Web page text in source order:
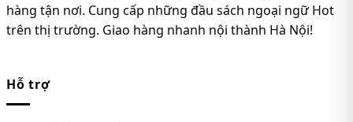
hàng tận nơi. Cung cấp những đầu sách ngoại ngữ Hot
trên thị trường. Giao hàng nhanh nội thành Hà Nội!
Hỗ trợ